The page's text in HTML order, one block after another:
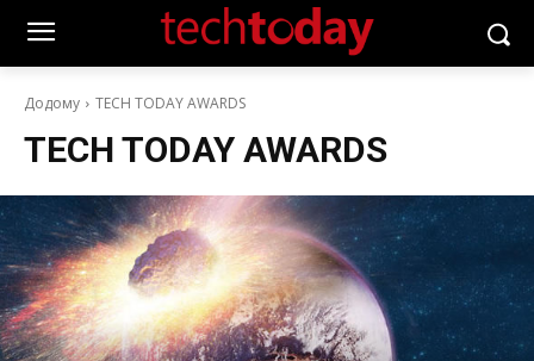
Додому TECH TODAY AWARDS
TECH TODAY AWARDS